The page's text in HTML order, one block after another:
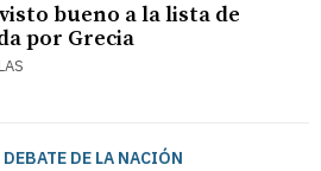
bueno a la lista de
por Grecia
DEBATE DE LA NACIÓN